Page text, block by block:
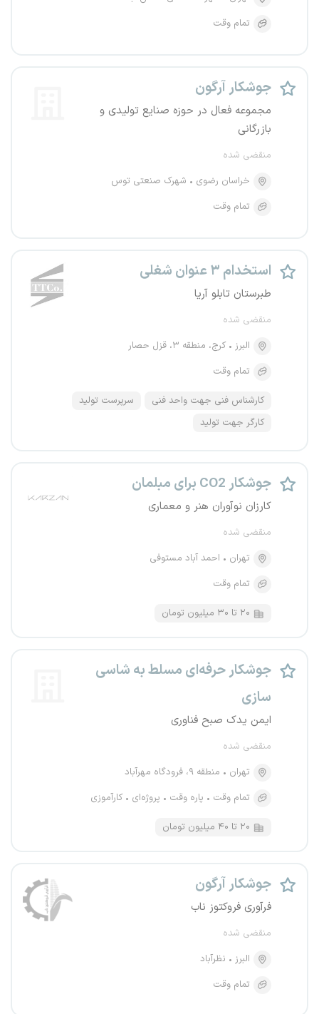
تمام وقت
جوشکار آرگون
مجموعه فعال در حوزه صنایع تولیدی و
بازرگانی
منقضی شده
خراسان رضوی
شهرک صنعتی توس
تمام وقت
استخدام ۳ عنوان شغلی
طبرستان تابلو آریا
منقضی شده
البرز
کرج، منطقه ۳، قزل حصار
تمام وقت
کارشناس فنی جهت واحد فنی
سرپرست تولید
کارگر جهت تولید
جوشکار CO2 برای مبلمان
کارزان نوآوران هنر و معماری
منقضی شده
تهران
احمد آباد مستوفی
تمام وقت
۲۰ تا ۳۰ میلیون تومان
جوشکار حرفه‌ای مسلط به شاسی‌
سازی
ایمن یدک صبح فناوری
منقضی شده
تهران
منطقه ۹، فرودگاه مهرآباد
تمام وقت
پاره وقت پروژه‌ای کارآموزی
۲۰ تا ۴۰ میلیون تومان
جوشکار آرگون
فرآوری فروکتوز ناب
منقضی شده
البرز
نظرآباد
تمام وقت